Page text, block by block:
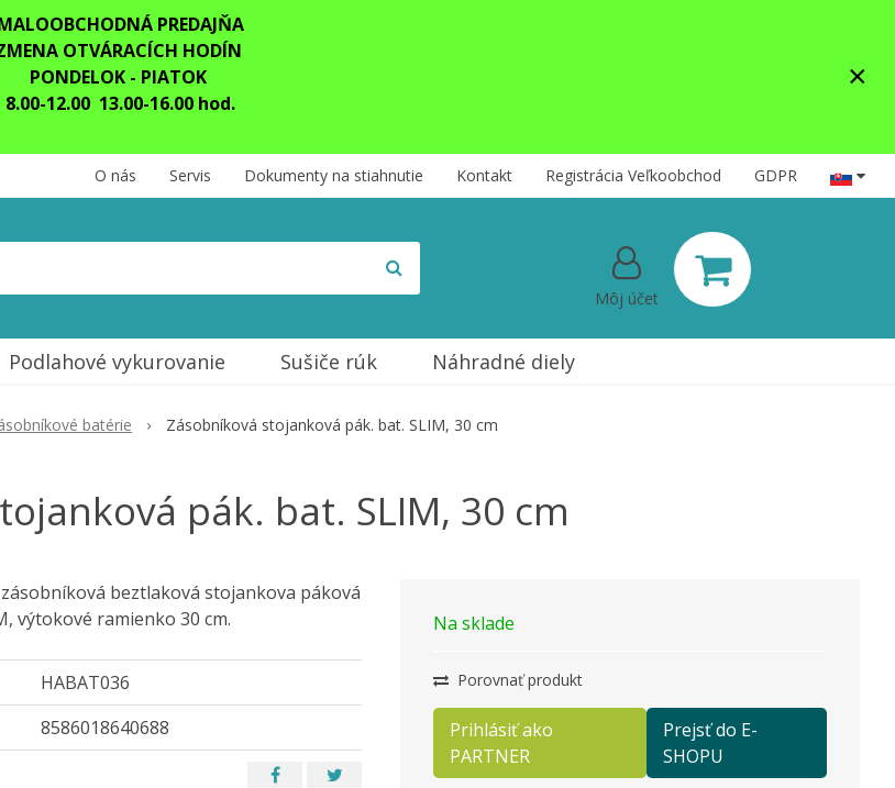
PREDAJŇA
OTVÁRACÍCH HODÍN
PONDELOK - PIATOK
8.00-12.00 13.00-16.00 hod.
×
O nás Servis Dokumenty na stiahnutie Kontakt Registrácia Veľkoobchod GDPR
Môj účet
Podlahové vykurovanie Sušiče rúk Náhradné diely
batérie Zásobníková stojanková pák. bat. SLIM, 30 cm
pák. bat. SLIM, 30 cm
Na sklade
Porovnať produkt
Prihlásiť ako
PARTNER
Prejsť do E-
SHOPU
beztlaková stojankova páková
výtokové ramienko 30 cm.
HABAT036
8586018640688